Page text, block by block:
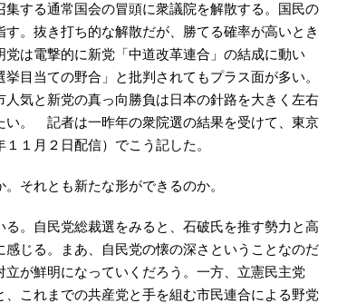
する通常国会の冒頭に衆議院を解散する。国民の
。抜き打ち的な解散だが、勝てる確率が高いとき
は電撃的に新党「中道改革連合」の結成に動い
目当ての野合」と批判されてもプラス面が多い。
気と新党の真っ向勝負は日本の針路を大きく左右
い。 記者は一昨年の衆院選の結果を受けて、東京
１月２日配信）でこう記した。
それとも新たな形ができるのか。
る。自民党総裁選をみると、石破氏を推す勢力と高
じる。まあ、自民党の懐の深さということなのだ
が鮮明になっていくだろう。一方、立憲民主党
これまでの共産党と手を組む市民連合による野党